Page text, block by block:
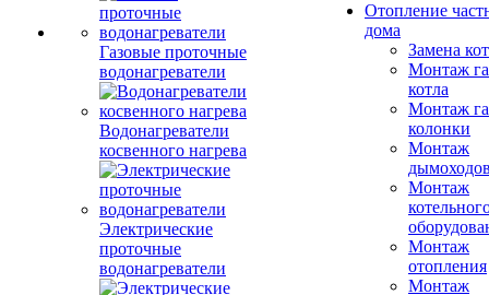
Газовые проточные
водонагреватели
Водонагреватели
косвенного нагрева
Электрические
проточные
водонагреватели
Отопление
дома
Замена
Монтаж
котла
Монтаж
колонки
Монтаж
Монтаж
Монтаж
отопления
Монтаж